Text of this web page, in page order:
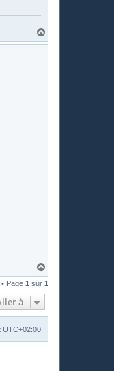
a
a
u
Page 1 sur 1
à
UTC+02:00